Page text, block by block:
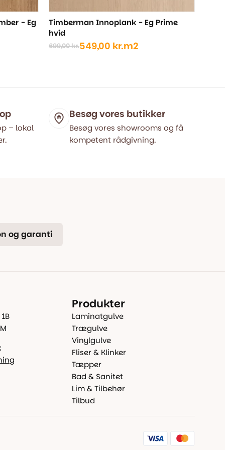
- Eg
Timberman Innoplank - Eg Prime
hvid
699,00kr.
Den
549,00 kr.
Den
m2
– lokal
Besøg vores butikker
Besøg vores showrooms og få
kompetent rådgivning.
og garanti
Produkter
Laminatgulve
Trægulve
Vinylgulve
Fliser & Klinker
Tæpper
Bad & Sanitet
Lim & Tilbehør
Tilbud